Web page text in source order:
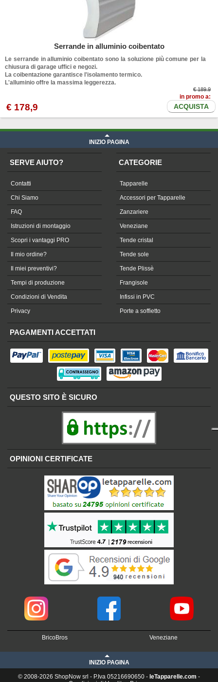
Serrande in alluminio coibentato
Le serrande in alluminio coibentato sono la soluzione più comune per la
chiusura di garage uffici e negozi.
La coibentazione garantisce l'isolamento termico.
L'alluminio offre la massima leggerezza.
€ 189.9
in promo a:
€ 178,9 ACQUISTA
INIZIO PAGINA
SERVE AIUTO?
Contatti
Chi Siamo
FAQ
Istruzioni di montaggio
Scopri i vantaggi PRO
Il mio ordine?
Il miei preventivi?
Tempi di produzione
Condizioni di Vendita
Privacy
CATEGORIE
Tapparelle
Accessori per Tapparelle
Zanzariere
Veneziane
Tende cristal
Tende sole
Tende Plissè
Frangisole
Infissi in PVC
Porte a soffietto
PAGAMENTI ACCETTATI
QUESTO SITO È SICURO
OPINIONI CERTIFICATE
BricoBros Veneziane
INIZIO PAGINA
© 2008-2026 ShopNow srl - P.Iva 05216690650 - leTapparelle.com -